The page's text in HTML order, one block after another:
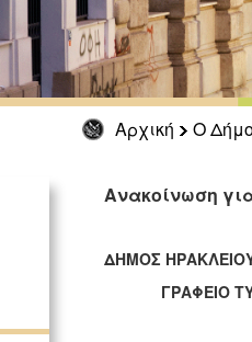
Αρχική Ο
Ανακοίνωση
ΔΗΜΟΣ
ΓΡΑΦΕΙΟ